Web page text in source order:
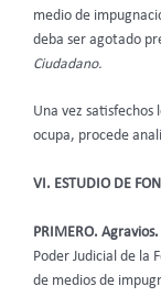
medio de
deba ser agotado
Ciudadano.
Una vez satisfechos
ocupa, procede
VI. ESTUDIO DE
PRIMERO. Agravios.
Poder Judicial de la
de medios de